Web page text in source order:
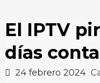
El IPTV
días
24 febrero 2024